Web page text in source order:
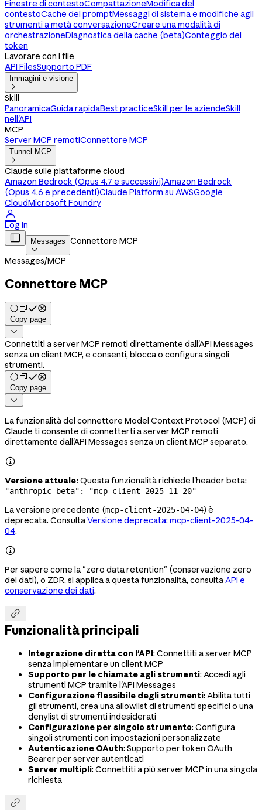
Finestre di contestoCompattazioneModifica del
contestoCache dei promptMessaggi di sistema e modifiche agli
strumenti a metà conversazioneCreare una modalità di
orchestrazioneDiagnostica della cache (beta)Conteggio dei
token
Lavorare con i file
API FilesSupporto PDF
Immagini e visione

Skill
PanoramicaGuida rapidaBest practiceSkill per le aziendeSkill
nell'API
MCP
Server MCP remotiConnettore MCP
Tunnel MCP

Claude sulle piattaforme cloud
Amazon Bedrock (Opus 4.7 e successivi)Amazon Bedrock
(Opus 4.6 e precedenti)Claude Platform su AWSGoogle
CloudMicrosoft Foundry

Log in
 Messages

Connettore MCP
Messages/MCP
Connettore MCP
Copy page

Connettiti a server MCP remoti direttamente dall'API Messages
senza un client MCP, e consenti, blocca o configura singoli
strumenti.
Copy page

La funzionalità del connettore Model Context Protocol (MCP) di
Claude ti consente di connetterti a server MCP remoti
direttamente dall'API Messages senza un client MCP separato.

Versione attuale:Questa funzionalità richiede l'header beta:
"anthropic-beta": "mcp-client-2025-11-20"
La versione precedente (mcp-client-2025-04-04) è
deprecata. ConsultaVersione deprecata: mcp-client-2025-04-
04.

Per sapere come la "zero data retention" (conservazione zero
dei dati), o ZDR, si applica a questa funzionalità, consultaAPI e
conservazione dei dati.

Funzionalità principali
Integrazione diretta con l'API: Connettiti a server MCP
senza implementare un client MCP
Supporto per le chiamate agli strumenti: Accedi agli
strumenti MCP tramite l'API Messages
Configurazione flessibile degli strumenti: Abilita tutti
gli strumenti, crea una allowlist di strumenti specifici o una
denylist di strumenti indesiderati
Configurazione per singolo strumento: Configura
singoli strumenti con impostazioni personalizzate
Autenticazione OAuth: Supporto per token OAuth
Bearer per server autenticati
Server multipli: Connettiti a più server MCP in una singola
richiesta
